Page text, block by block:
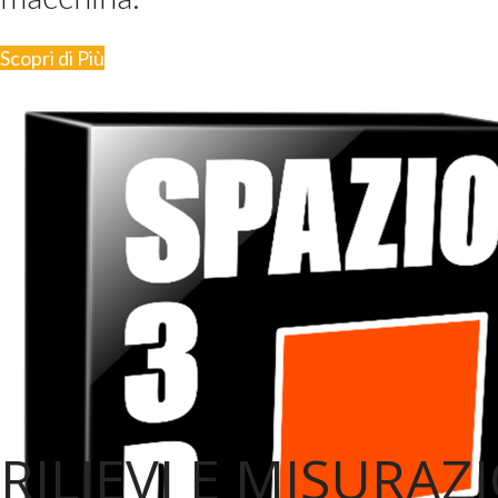
Scopri di Più
RILIEVI E